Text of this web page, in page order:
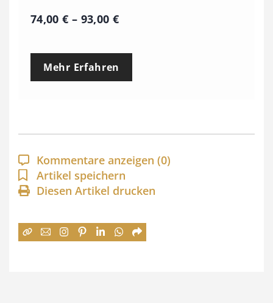
74,00€ – 93,00 €P
e
p
a
n
n
:
Mehr Erfahren
Kommentare anzeigen (0)
Artikel speichern
Diesen Artikel drucken